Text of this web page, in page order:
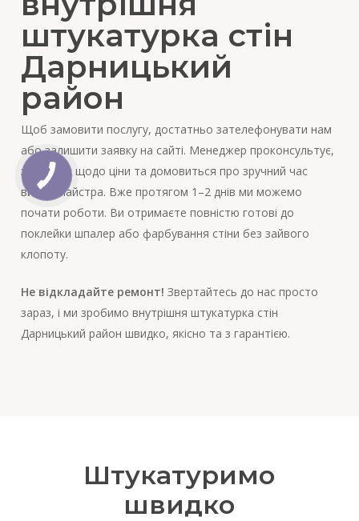
штукатурка стін
Дарницький
район
Щоб замовити послугу, достатньо зателефонувати нам
або залишити заявку на сайті. Менеджер проконсультує,
зорієнтує щодо ціни та домовиться про зручний час
виїзду майстра. Вже протягом 1–2 днів ми можемо
почати роботи. Ви отримаєте повністю готові до
поклейки шпалер або фарбування стіни без зайвого
клопоту.
Не відкладайте ремонт! Звертайтесь до нас просто
зараз, і ми зробимо внутрішня штукатурка стін
Дарницький район швидко, якісно та з гарантією.
Штукатуримо
швидко